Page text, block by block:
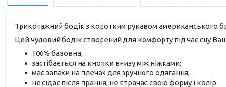
Трикотажний бодік з коротким рукавом американського
Цей чудовий бодік створений для комфорту під час сну
100% бавовна;
застібається на кнопки внизу між ніжками;
має запахи на плечах для зручного одягання;
не сідає після прання, не втрачає свою форму і колір.